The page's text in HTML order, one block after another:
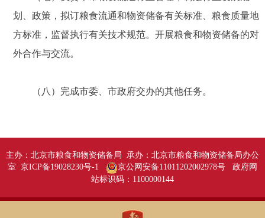
划、政策，拟订粮食流通和物资储备有关标准、粮食质量地
方标准，监督执行有关技术规范。开展粮食和物资储备的对
外合作与交流。
（八）完成市委、市政府交办的其他任务。
主办：北京市粮食和物资储备局 承办：北京市粮食和物资储备局办公
室 京ICP备19028230号-1
京公网安备11011202002978号政府网
站标识码：1100000144